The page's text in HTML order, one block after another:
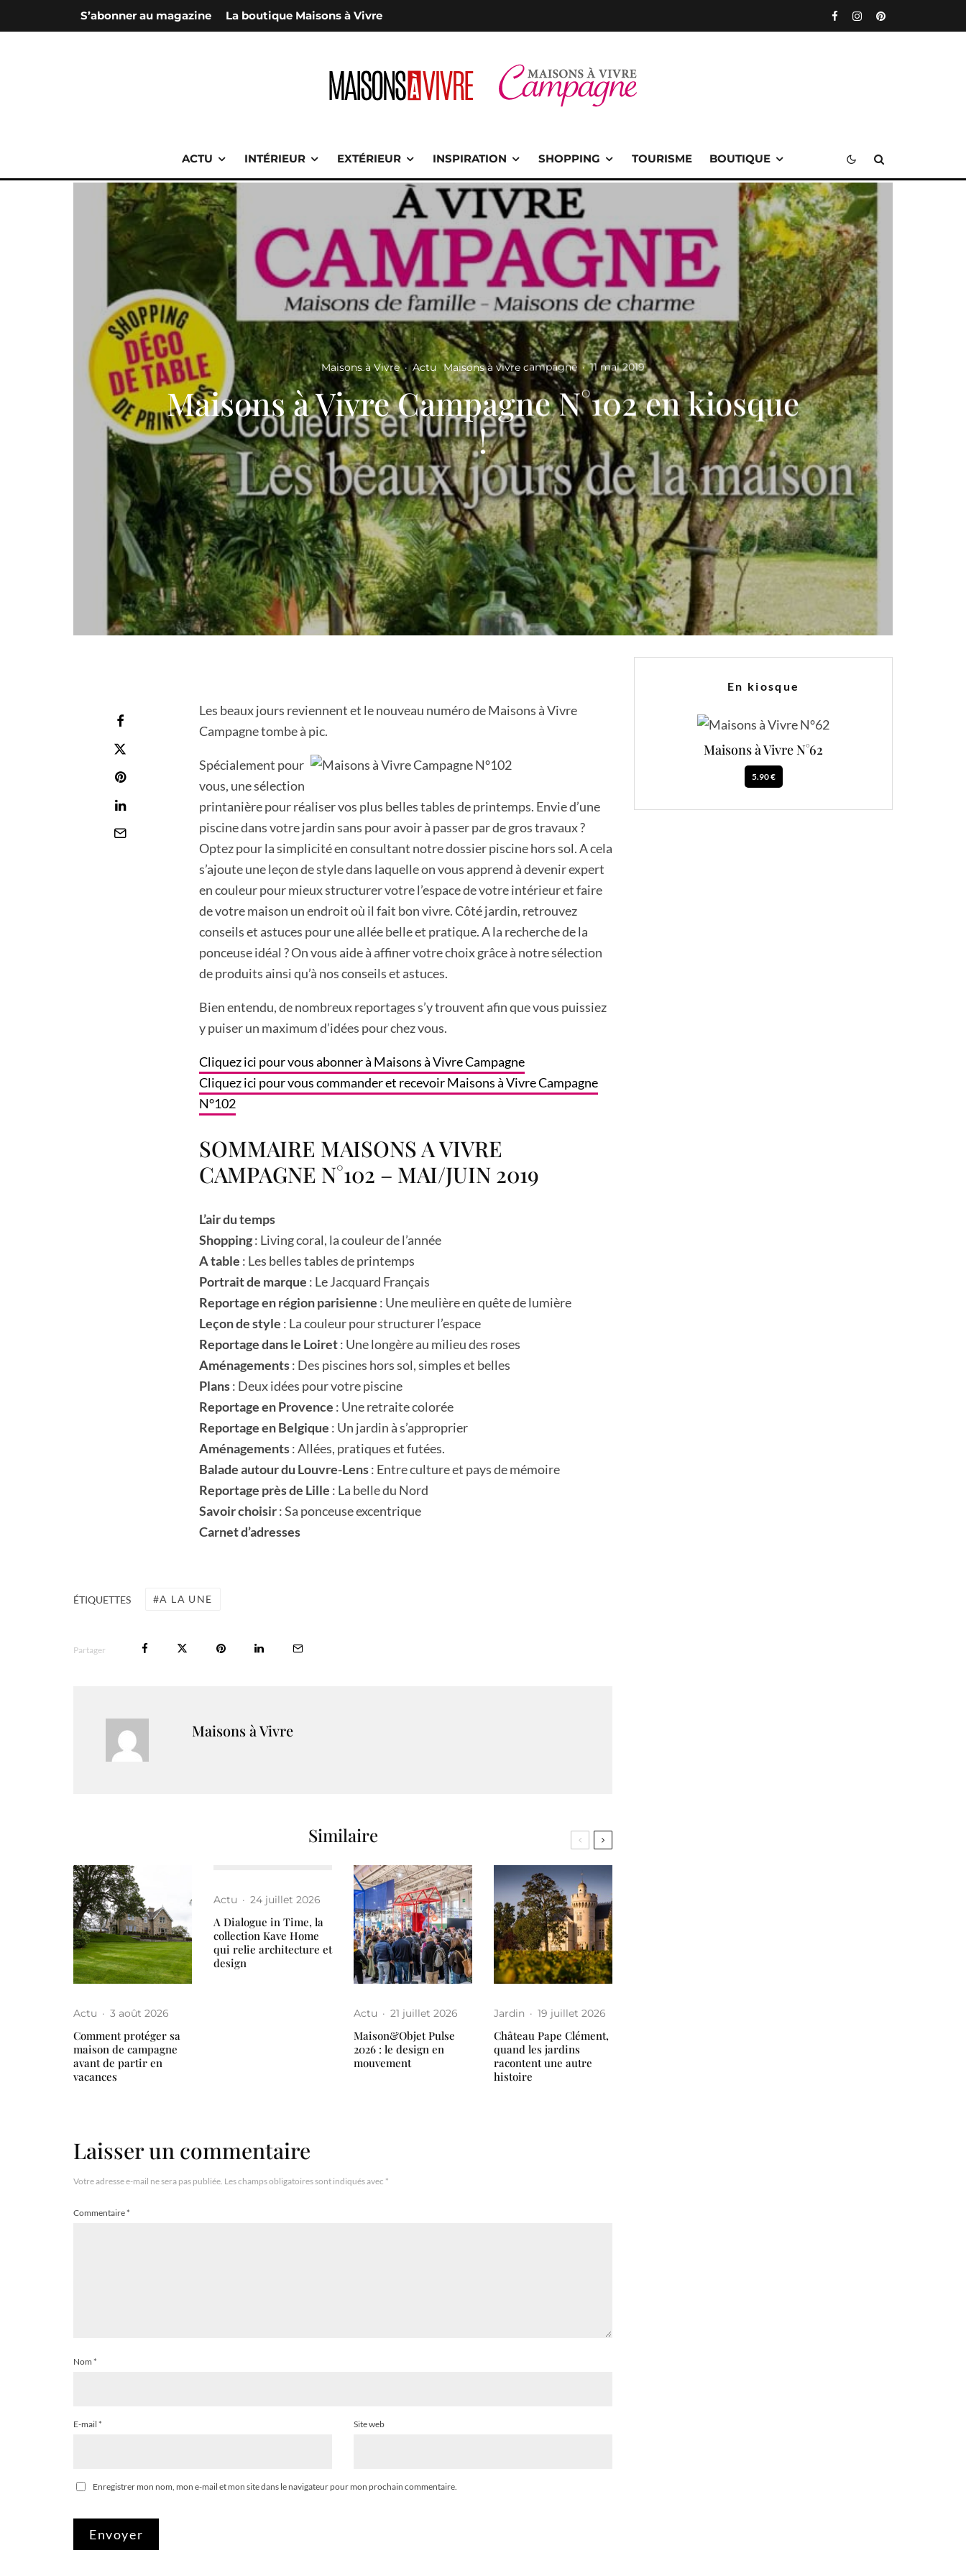
S’abonner au magazine La boutique Maisons à Vivre
ACTU INTÉRIEUR EXTÉRIEUR INSPIRATION SHOPPING TOURISME BOUTIQUE
Maisons à Vivre · Actu Maisons à vivre campagne · 11 mai 2019
Maisons à Vivre Campagne N°102 en kiosque
!
Les beaux jours reviennent et le nouveau numéro de Maisons à Vivre
Campagne tombe à pic.
Spécialement pour
vous, une sélection
printanière pour réaliser vos plus belles tables de printemps. Envie d’une
piscine dans votre jardin sans pour avoir à passer par de gros travaux ?
Optez pour la simplicité en consultant notre dossier piscine hors sol. A cela
s’ajoute une leçon de style dans laquelle on vous apprend à devenir expert
en couleur pour mieux structurer votre l’espace de votre intérieur et faire
de votre maison un endroit où il fait bon vivre. Côté jardin, retrouvez
conseils et astuces pour une allée belle et pratique. A la recherche de la
ponceuse idéal ? On vous aide à affiner votre choix grâce à notre sélection
de produits ainsi qu’à nos conseils et astuces.
Bien entendu, de nombreux reportages s’y trouvent afin que vous puissiez
y puiser un maximum d’idées pour chez vous.
Cliquez ici pour vous abonner à Maisons à Vivre Campagne
Cliquez ici pour vous commander et recevoir Maisons à Vivre Campagne
N°102
SOMMAIRE MAISONS A VIVRE
CAMPAGNE N°102 – MAI/JUIN 2019
L’air du temps
Shopping: Living coral, la couleur de l’année
A table : Les belles tables de printemps
Portrait de marque : Le Jacquard Français
Reportage en région parisienne : Une meulière en quête de lumière
Leçon de style : La couleur pour structurer l’espace
Reportage dans le Loiret: Une longère au milieu des roses
Aménagements: Des piscines hors sol, simples et belles
Plans: Deux idées pour votre piscine
Reportage en Provence : Une retraite colorée
Reportage en Belgique : Un jardin à s’approprier
Aménagements: Allées, pratiques et futées.
Balade autour du Louvre-Lens: Entre culture et pays de mémoire
Reportage près de Lille : La belle du Nord
Savoir choisir: Sa ponceuse excentrique
Carnet d’adresses
ÉTIQUETTES A LA UNE
Partager
Maisons à Vivre
Similaire
Actu · 3 août 2026
Comment protéger sa
maison de campagne
avant de partir en
vacances
Actu · 24 juillet 2026
A Dialogue in Time, la
collection Kave Home
qui relie architecture et
design
Actu · 21 juillet 2026
Maison&Objet Pulse
2026 : le design en
mouvement
Jardin · 19 juillet 2026
Château Pape Clément,
quand les jardins
racontent une autre
histoire
Laisser un commentaire
Votre adresse e-mail ne sera pas publiée. Les champs obligatoires sont indiqués avec *
Commentaire*
Nom *
E-mail * Site web
Enregistrer mon nom, mon e-mail et mon site dans le navigateur pour mon prochain commentaire.
En kiosque
Maisons à Vivre N°62
5.90 €